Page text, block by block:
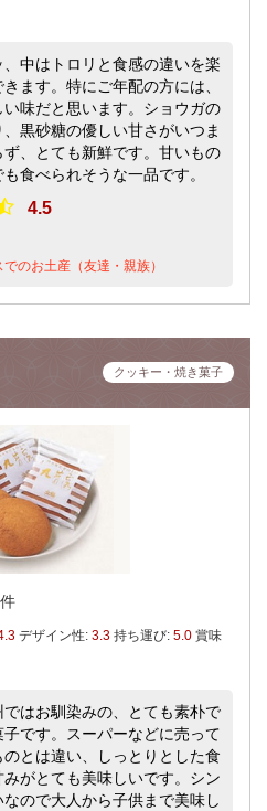
中はトロリと食感の違いを楽
ます。特にご年配の方には、
い味だと思います。ショウガの
黒砂糖の優しい甘さがいつま
ず、とても新鮮です。甘いもの
食べられそうな一品です。
4.5
のお土産（友達・親族）
クッキー・焼き菓子
デザイン性: 3.3 持ち運び: 5.0 賞味
ではお馴染みの、とても素朴で
子です。スーパーなどに売って
のとは違い、しっとりとした食
がとても美味しいです。シン
ので大人から子供まで美味し